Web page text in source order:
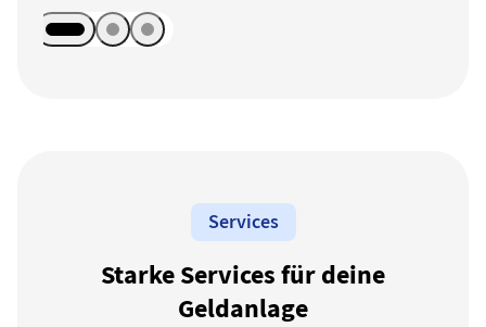
Services
Starke Services für deine
Geldanlage